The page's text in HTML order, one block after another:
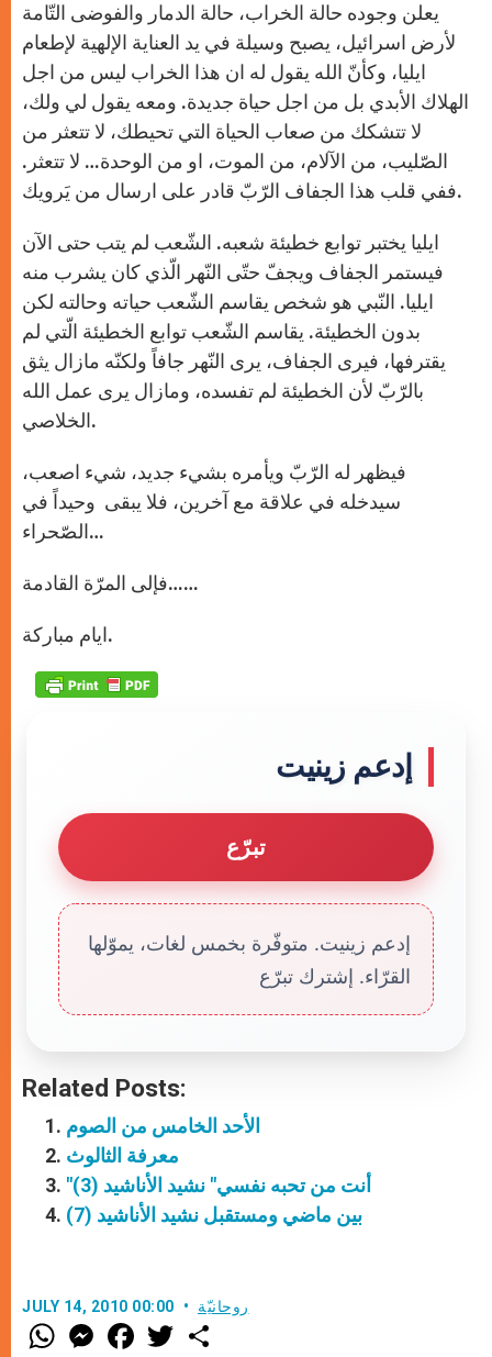
يعلن وجوده حالة الخراب، حالة الدمار والفوضى التّامة
لأرض اسرائيل، يصبح وسيلة في يد العناية الإلهية لإطعام
ايليا، وكأنّ الله يقول له ان هذا الخراب ليس من اجل
الهلاك الأبدي بل من اجل حياة جديدة. ومعه يقول لي ولك،
لا تتشكك من صعاب الحياة التي تحيطك، لا تتعثر من
الصّليب، من الآلام، من الموت، او من الوحدة… لا تتعثر.
ففي قلب هذا الجفاف الرّبّ قادر على ارسال من يَرويك.
ايليا يختبر توابع خطيئة شعبه. الشّعب لم يتب حتى الآن
فيستمر الجفاف ويجفّ حتّى النّهر الّذي كان يشرب منه
ايليا. النّبي هو شخص يقاسم الشّعب حياته وحالته لكن
بدون الخطيئة. يقاسم الشّعب توابع الخطيئة الّتي لم
يقترفها، فيرى الجفاف، يرى النّهر جافاً ولكنّه مازال يثق
بالرّبّ لأن الخطيئة لم تفسده، ومازال يرى عمل الله
الخلاصي.
فيظهر له الرّبّ ويأمره بشيء جديد، شيء اصعب،
سيدخله في علاقة مع آخرين، فلا يبقى وحيداً في
الصّحراء…
فإلى المرّة القادمة……
ايام مباركة.
إدعم زينيت
تبرّع
إدعم زينيت. متوفّرة بخمس لغات، يموّلها
القرّاء. إشترك تبرّع
Related Posts:
الأحد الخامس من الصوم
معرفة الثالوث
"أنت من تحبه نفسي" نشيد الأناشيد (3)
بين ماضي ومستقبل نشيد الأناشيد (7)
JULY 14, 2010 00:00 روحانيّة
W
h
M
e
F
a w